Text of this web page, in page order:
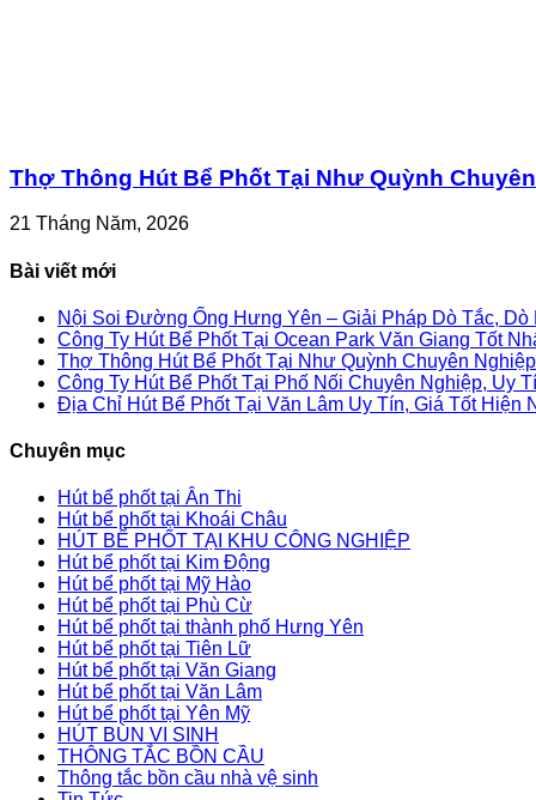
Thợ Thông Hút Bể Phốt Tại Như Quỳnh
21 Tháng Năm, 2026
Bài viết mới
Nội Soi Đường Ống Hưng Yên – Giải Pháp Dò Tắc,
Công Ty Hút Bể Phốt Tại Ocean Park Văn Giang Tốt
Thợ Thông Hút Bể Phốt Tại Như Quỳnh Chuyên
Công Ty Hút Bể Phốt Tại Phố Nối Chuyên Nghiệp, Uy
Địa Chỉ Hút Bể Phốt Tại Văn Lâm Uy Tín, Giá Tốt Hiện
Chuyên mục
Hút bể phốt tại Ân Thi
Hút bể phốt tại Khoái Châu
HÚT BỂ PHỐT TẠI KHU CÔNG NGHIỆP
Hút bể phốt tại Kim Động
Hút bể phốt tại Mỹ Hào
Hút bể phốt tại Phù Cừ
Hút bể phốt tại thành phố Hưng Yên
Hút bể phốt tại Tiên Lữ
Hút bể phốt tại Văn Giang
Hút bể phốt tại Văn Lâm
Hút bể phốt tại Yên Mỹ
HÚT BÙN VI SINH
THÔNG TẮC BỒN CẦU
Thông tắc bồn cầu nhà vệ sinh